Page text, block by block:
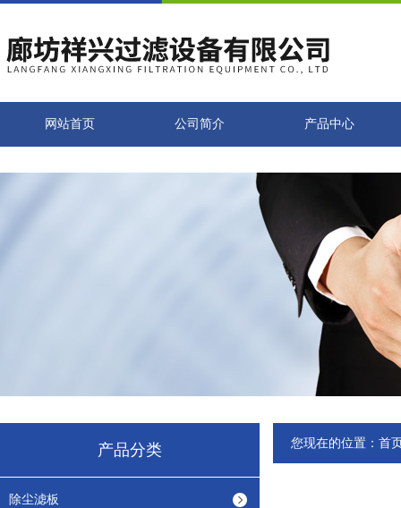
网站首页 公司简介 产品中心
产品分类
除尘滤板
您现在的位置： 首